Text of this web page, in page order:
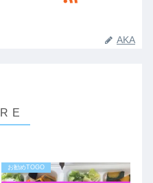
AKA
お勧めTOGO